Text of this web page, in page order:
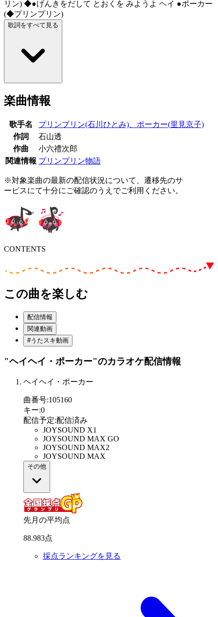
リン) ◆●げんきをだして とおくを みようよ ヘイ ●ポーカー
(◆プリンプリン)
歌詞をすべて見る
楽曲情報
歌手名
プリンプリン(石川ひとみ)、ポーカー(里見京子)
作詞
石山透
作曲
小六禮次郎
関連情報 プリンプリン物語
※対象楽曲の最新の配信状況について、遷移先のサ
ービスにて十分にご確認のうえでご利用ください。
CONTENTS
この曲を楽しむ
配信情報
関連動画
#うたスキ動画
"ヘイヘイ・ポーカー"のカラオケ配信情報
ヘイヘイ・ポーカー
曲番号:105160
キー:0
配信予定:配信済み
JOYSOUND X1
JOYSOUND MAX GO
JOYSOUND MAX2
JOYSOUND MAX
その他
先月の平均点
88.983点
採点ランキングを見る